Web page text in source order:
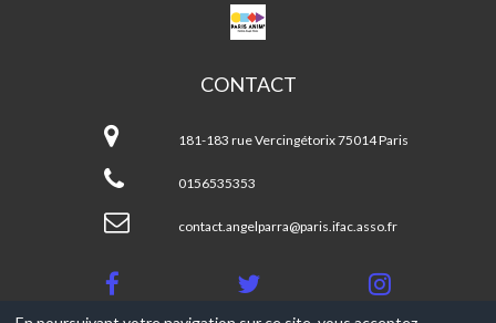
CPA
ANGEL
CONTACT
Angel
Parra
181-183 rue Vercingétorix 75014 Paris
0156535353
contact.angelparra@paris.ifac.asso.fr